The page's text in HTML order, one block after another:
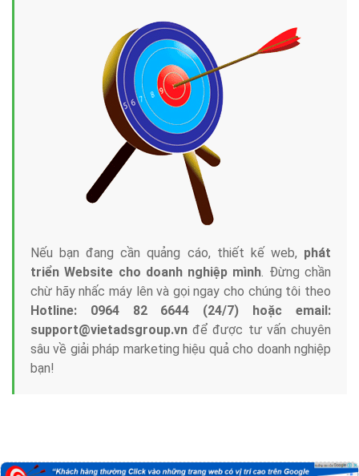
Nếu bạn đang cần quảng cáo, thiết kế web, phát
triển Website cho doanh nghiệp mình. Đừng chần
chừ hãy nhấc máy lên và gọi ngay cho chúng tôi theo
Hotline: 0964 82 6644 (24/7) hoặc email:
support@vietadsgroup.vn để được tư vấn chuyên
sâu về giải pháp marketing hiệu quả cho doanh nghiệp
bạn!